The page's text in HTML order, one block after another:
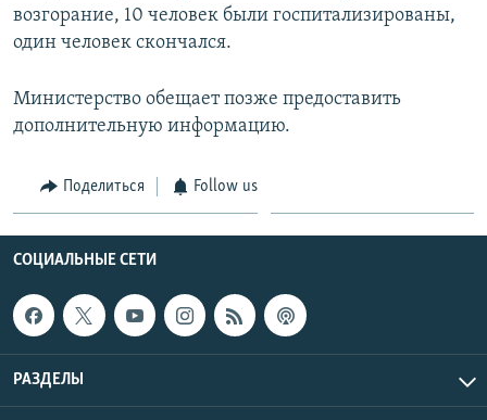
English
Русский
Все сайты Радио Азатутюн
возгорание, 10 человек были госпитализированы,
один человек скончался.
Министерство обещает позже предоставить
дополнительную информацию.
Поделиться Follow us
СОЦИАЛЬНЫЕ СЕТИ
РАЗДЕЛЫ